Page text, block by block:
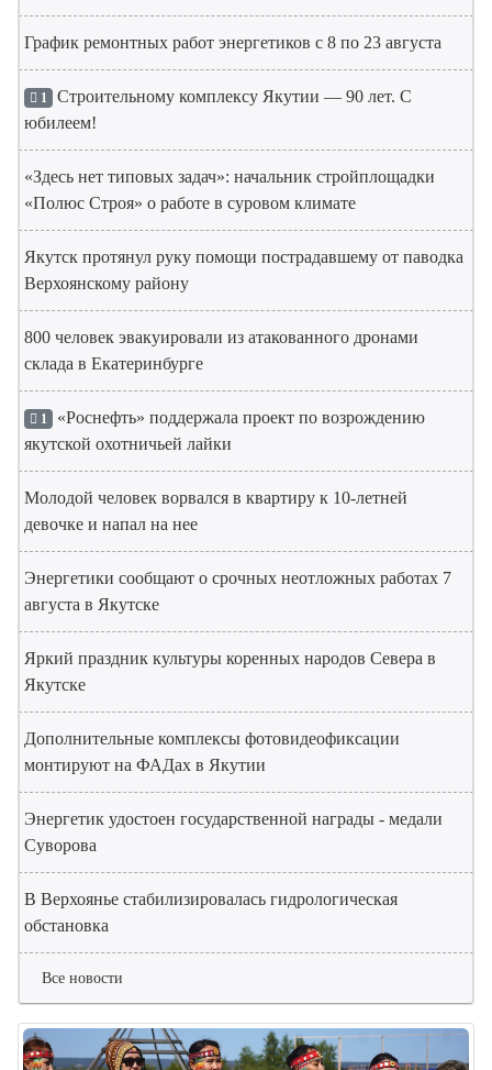
График ремонтных работ энергетиков с 8 по 23 августа
1 Строительному комплексу Якутии — 90 лет. С
юбилеем!
«Здесь нет типовых задач»: начальник стройплощадки
«Полюс Строя» о работе в суровом климате
Якутск протянул руку помощи пострадавшему от паводка
Верхоянскому району
800 человек эвакуировали из атакованного дронами
склада в Екатеринбурге
1 «Роснефть» поддержала проект по возрождению
якутской охотничьей лайки
Молодой человек ворвался в квартиру к 10-летней
девочке и напал на нее
Энергетики сообщают о срочных неотложных работах 7
августа в Якутске
Яркий праздник культуры коренных народов Севера в
Якутске
Дополнительные комплексы фотовидеофиксации
монтируют на ФАДах в Якутии
Энергетик удостоен государственной награды - медали
Суворова
В Верхоянье стабилизировалась гидрологическая
обстановка
Все новости